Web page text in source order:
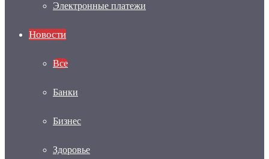
Электронные платежи
Новости
Все
Банки
Бизнес
Здоровье